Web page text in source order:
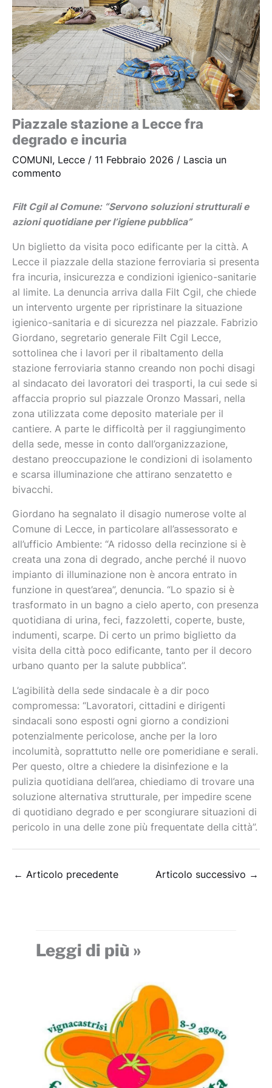
Piazzale stazione a Lecce fra
degrado e incuria
COMUNI, Lecce / 11 Febbraio 2026 / Lascia un
commento
Filt Cgil al Comune: “Servono soluzioni strutturali e
azioni quotidiane per l’igiene pubblica”
Un biglietto da visita poco edificante per la città. A
Lecce il piazzale della stazione ferroviaria si presenta
fra incuria, insicurezza e condizioni igienico-sanitarie
al limite. La denuncia arriva dalla Filt Cgil, che chiede
un intervento urgente per ripristinare la situazione
igienico-sanitaria e di sicurezza nel piazzale. Fabrizio
Giordano, segretario generale Filt Cgil Lecce,
sottolinea che i lavori per il ribaltamento della
stazione ferroviaria stanno creando non pochi disagi
al sindacato dei lavoratori dei trasporti, la cui sede si
affaccia proprio sul piazzale Oronzo Massari, nella
zona utilizzata come deposito materiale per il
cantiere. A parte le difficoltà per il raggiungimento
della sede, messe in conto dall’organizzazione,
destano preoccupazione le condizioni di isolamento
e scarsa illuminazione che attirano senzatetto e
bivacchi.
Giordano ha segnalato il disagio numerose volte al
Comune di Lecce, in particolare all’assessorato e
all’ufficio Ambiente: “A ridosso della recinzione si è
creata una zona di degrado, anche perché il nuovo
impianto di illuminazione non è ancora entrato in
funzione in quest’area”, denuncia. “Lo spazio si è
trasformato in un bagno a cielo aperto, con presenza
quotidiana di urina, feci, fazzoletti, coperte, buste,
indumenti, scarpe. Di certo un primo biglietto da
visita della città poco edificante, tanto per il decoro
urbano quanto per la salute pubblica”.
L’agibilità della sede sindacale è a dir poco
compromessa: “Lavoratori, cittadini e dirigenti
sindacali sono esposti ogni giorno a condizioni
potenzialmente pericolose, anche per la loro
incolumità, soprattutto nelle ore pomeridiane e serali.
Per questo, oltre a chiedere la disinfezione e la
pulizia quotidiana dell’area, chiediamo di trovare una
soluzione alternativa strutturale, per impedire scene
di quotidiano degrado e per scongiurare situazioni di
pericolo in una delle zone più frequentate della città”.
← Articolo precedente Articolo successivo →
Leggi di più »